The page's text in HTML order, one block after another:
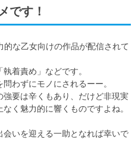
です！
な乙女向けの作品が配信されて
着責め」などです。
わずにモノにされるーー。
要は辛くもあり、だけど非現実
く魅力的に響くものですよね。
いを迎える一助となれば幸いで